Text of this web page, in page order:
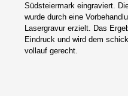
Südsteiermark eingraviert.
wurde durch eine
Lasergravur erzielt. Das
Eindruck und wird dem
vollauf gerecht.